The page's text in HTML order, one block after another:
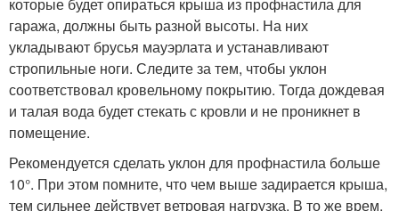
гаража, должны быть разной высоты. На них
укладывают брусья мауэрлата и устанавливают
стропильные ноги. Следите за тем, чтобы уклон
соответствовал кровельному покрытию. Тогда дождевая
и талая вода будет стекать с кровли и не проникнет в
помещение.
Рекомендуется сделать уклон для профнастила больше
10°. При этом помните, что чем выше задирается крыша,
тем сильнее действует ветровая нагрузка. В то же врем,